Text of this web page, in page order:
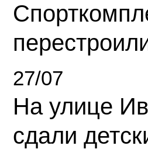
27/07
На улице
сдали